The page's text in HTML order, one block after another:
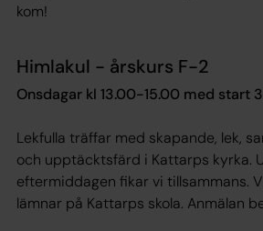
kom!
Himlakul - årskurs F-2
Onsdagar kl 13.00-15.00 med start
Lekfulla träffar med skapande, lek,
och upptäcktsfärd i Kattarps kyrka.
eftermiddagen fikar vi tillsammans.
lämnar på Kattarps skola. Anmälan